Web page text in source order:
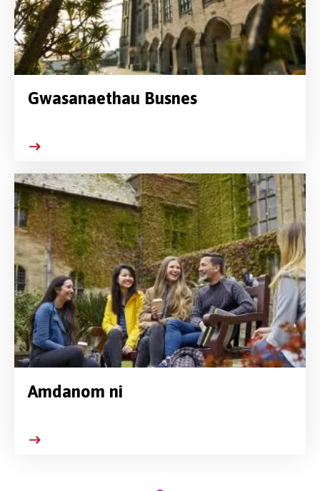
Gwasanaethau Busnes
Amdanom ni